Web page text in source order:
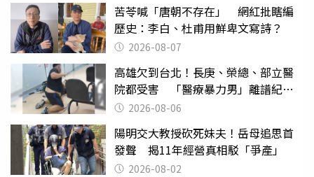
苦苓喊「唐朝不存在」 網紅批瞎編
歷史：李白、杜甫用鮮卑文寫詩？
2026-08-07
高雄欠到台北！長庚、榮總、部立醫
院都受害 「醫療暴力男」離譜紀錄
曝光2026-08-06
陽明交大教授砍死妹夫！岳母追思首
發聲 揭11年經營真相駁「爭產」
2026-08-02